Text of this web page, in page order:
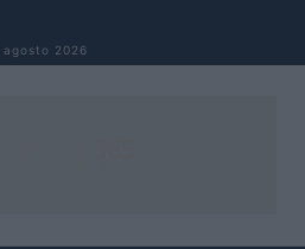
agosto 2026